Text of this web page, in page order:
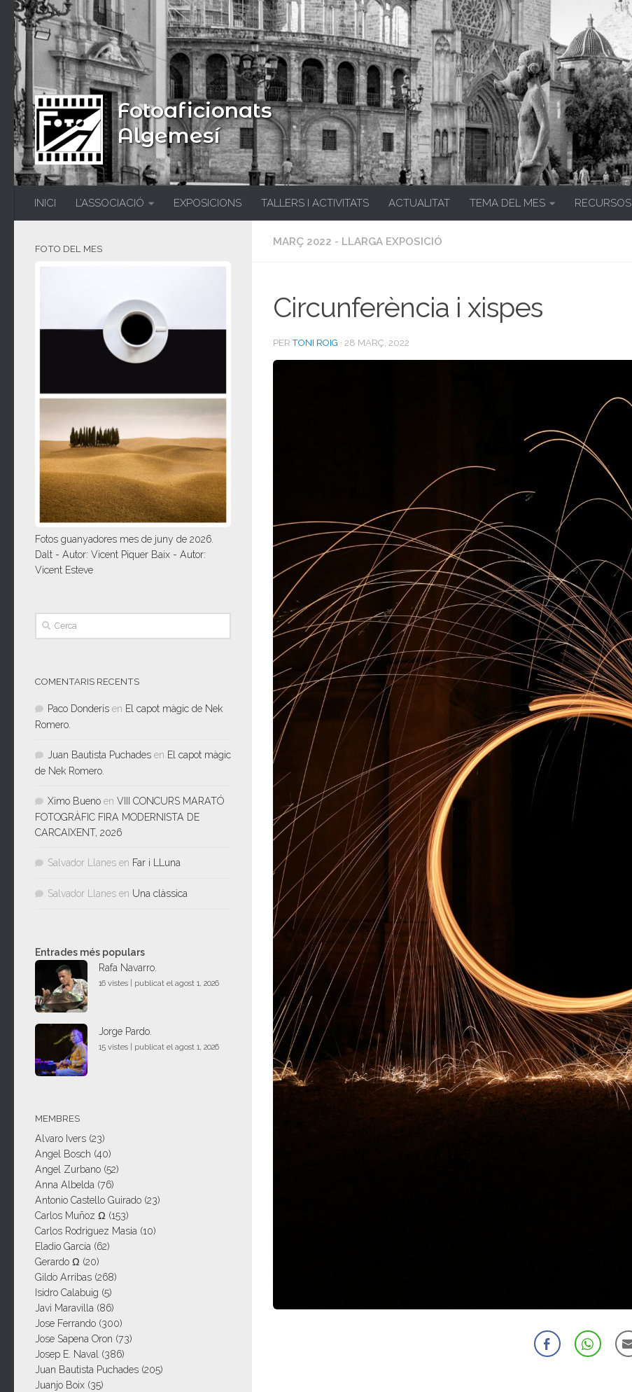
Fotoaficionats
Algemesí
INICI L’ASSOCIACIÓ EXPOSICIONS TALLERS I ACTIVITATS ACTUALITAT TEMA DEL MES RECURSOS
MARÇ 2022 - LLARGA EXPOSICIÓ
Circunferència i xispes
PERTONI ROIG · 28 MARÇ, 2022
FOTO DEL MES
Fotos guanyadores mes de juny de 2026.
Dalt - Autor: Vicent Piquer Baix - Autor:
Vicent Esteve
COMENTARIS RECENTS
Paco Donderis en El capot màgic de Nek
Romero.
Juan Bautista Puchades en El capot màgic
de Nek Romero.
Ximo Bueno en VIII CONCURS MARATÓ
FOTOGRÀFIC FIRA MODERNISTA DE
CARCAIXENT, 2026
Salvador Llanes en Far i LLuna
Salvador Llanes en Una clàssica
Entrades més populars
Rafa Navarro.
16 vistes publicat el agost 1, 2026
Jorge Pardo.
15 vistes publicat el agost 1, 2026
MEMBRES
Alvaro Ivers (23)
Angel Bosch (40)
Angel Zurbano (52)
Anna Albelda (76)
Antonio Castello Guirado (23)
Carlos Muñoz Ω (153)
Carlos Rodriguez Masia (10)
Eladio García (62)
Gerardo Ω (20)
Gildo Arribas (268)
Isidro Calabuig (5)
Javi Maravilla (86)
Jose Ferrando (300)
Jose Sapena Oron (73)
Josep E. Naval (386)
Juan Bautista Puchades (205)
Juanjo Boix (35)